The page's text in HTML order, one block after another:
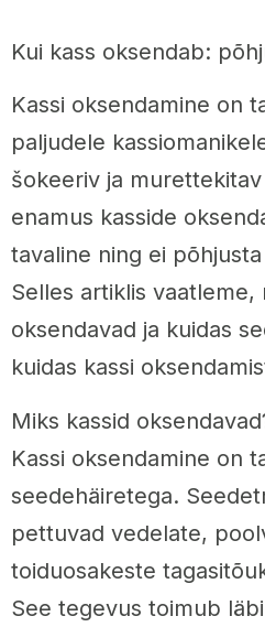
Kui kass oksendab:
Kassi oksendamine on
paljudele
šokeeriv ja
enamus kasside
tavaline ning ei
Selles artiklis vaatleme,
oksendavad ja kuidas
kuidas kassi
Miks kassid
Kassi oksendamine on
seedehäiretega.
pettuvad vedelate,
toiduosakeste
See tegevus toimub